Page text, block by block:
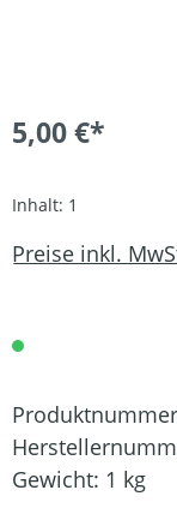
5,00 €*
Inhalt: 1
Preise inkl.
Gewicht: 1 kg